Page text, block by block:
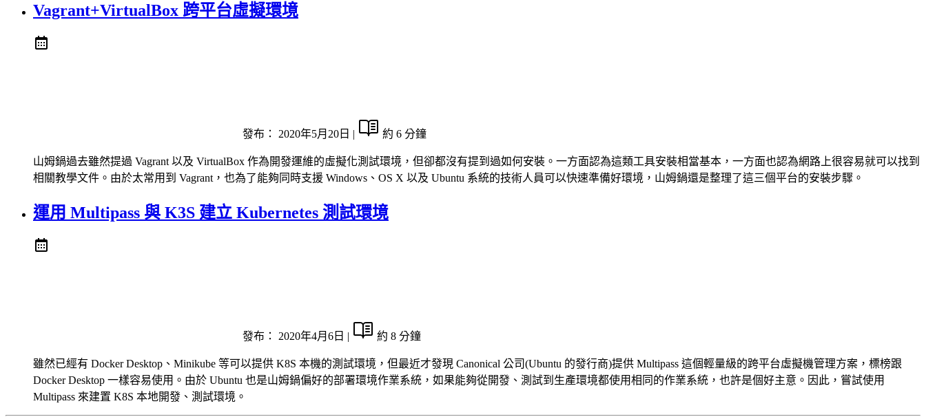
Vagrant+VirtualBox 跨平台虛擬環境
發布： 2020年5月20日 | 約 6 分鐘
山姆鍋過去雖然提過 Vagrant 以及 VirtualBox 作為開發運維的虛擬化測試環境，但卻都沒有提到過如何安裝。一方面認為這類工具安裝相當基本，一方面也認為網路上很容易就可以找到
相關教學文件。由於太常用到 Vagrant，也為了能夠同時支援 Windows、OS X 以及 Ubuntu 系統的技術人員可以快速準備好環境，山姆鍋還是整理了這三個平台的安裝步驟。
運用 Multipass 與 K3S 建立 Kubernetes 測試環境
發布： 2020年4月6日 | 約 8 分鐘
雖然已經有 Docker Desktop、Minikube 等可以提供 K8S 本機的測試環境，但最近才發現 Canonical 公司(Ubuntu 的發行商)提供 Multipass 這個輕量級的跨平台虛擬機管理方案，標榜跟
Docker Desktop 一樣容易使用。由於 Ubuntu 也是山姆鍋偏好的部署環境作業系統，如果能夠從開發、測試到生產環境都使用相同的作業系統，也許是個好主意。因此，嘗試使用
Multipass 來建置 K8S 本地開發、測試環境。